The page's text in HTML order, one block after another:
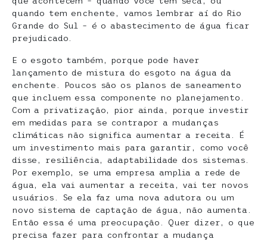
quando tem enchente, vamos lembrar aí do Rio
Grande do Sul – é o abastecimento de água ficar
prejudicado.
E o esgoto também, porque pode haver
lançamento de mistura do esgoto na água da
enchente. Poucos são os planos de saneamento
que incluem essa componente no planejamento.
Com a privatização, pior ainda, porque investir
em medidas para se contrapor a mudanças
climáticas não significa aumentar a receita. É
um investimento mais para garantir, como você
disse, resiliência, adaptabilidade dos sistemas.
Por exemplo, se uma empresa amplia a rede de
água, ela vai aumentar a receita, vai ter novos
usuários. Se ela faz uma nova adutora ou um
novo sistema de captação de água, não aumenta.
Então essa é uma preocupação. Quer dizer, o que
precisa fazer para confrontar a mudança